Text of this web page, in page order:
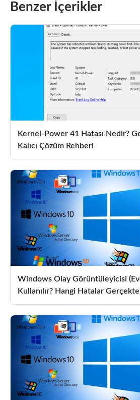
Benzer İçerikler
Kernel-Power 41 Hatası Nedir?
Kalıcı Çözüm Rehberi
Windows Olay Görüntüleyicisi
Kullanılır? Hangi Hatalar